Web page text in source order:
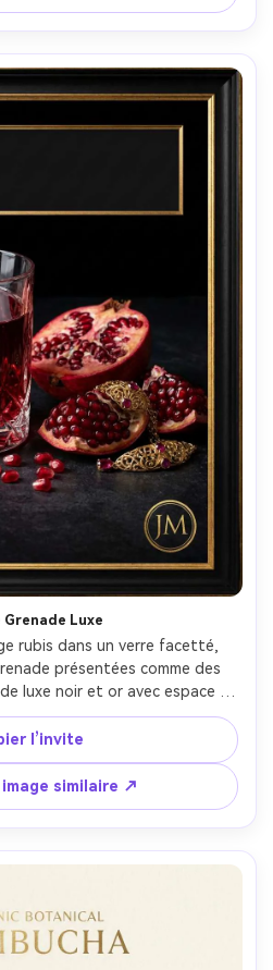
de papier subtile, aspect
nettes, clarté d’affiche
résolution --ar 4:5
Grenade Luxe
rubis dans un verre facetté,
présentées comme des
luxe noir et or avec espace
doré, espace titre réservé en
à basse intensité avec reflets
SL2, 90mm, angle trois-
élevé, ombres naturelles,
résolution, mise au point ultra
--ar 4:5
l’invite
image similaire ↗